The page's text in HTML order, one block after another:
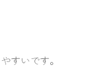
すいです。